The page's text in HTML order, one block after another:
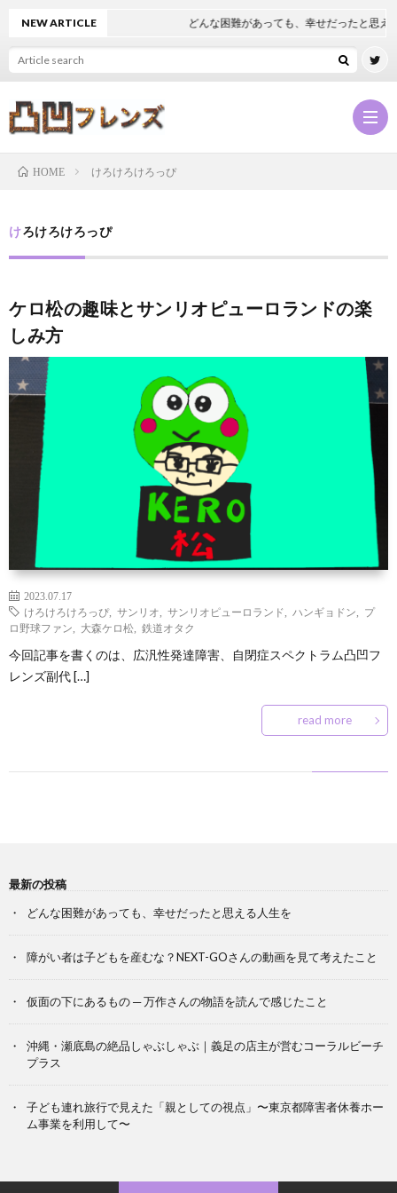
凹
フ
レ
ン
ズ
と
は
凸
凹
な
豆
知
識
凸
凹
の
つ
ぶ
凸
凹
な
お
屋
サ
ー
ク
入
お
問
合
NEW ARTICLE どんな困難があっても、幸せだったと思え
HOME けろけろけろっぴ
けろけろけろっぴ
ケロ松の趣味とサンリオピューロランドの楽
しみ方
2023.07.17
けろけろけろっぴ, サンリオ サンリオピューロランド ハンギョドン
プ
ロ野球ファン
大森ケロ松 鉄道オタク
今回記事を書くのは、広汎性発達障害、自閉症スペクトラム凸凹フ
レンズ副代 […]
read more
最新の投稿
どんな困難があっても、幸せだったと思える人生を
障がい者は子どもを産むな？NEXT-GOさんの動画を見て考えたこと
仮面の下にあるもの ─ 万作さんの物語を読んで感じたこと
沖縄・瀬底島の絶品しゃぶしゃぶ｜義足の店主が営むコーラルビーチ
プラス
子ども連れ旅行で見えた「親としての視点」〜東京都障害者休養ホー
ム事業を利用して〜